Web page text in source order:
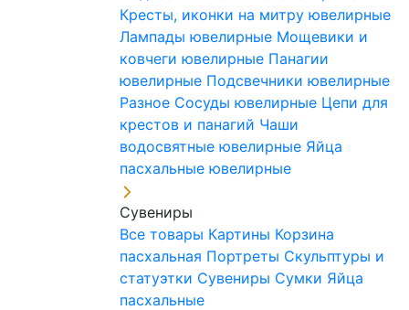
Кресты, иконки на митру ювелирные
Лампады ювелирные Мощевики и
ковчеги ювелирные Панагии
ювелирные Подсвечники ювелирные
Разное Сосуды ювелирные Цепи для
крестов и панагий Чаши
водосвятные ювелирные Яйца
пасхальные ювелирные
Сувениры
Все товары Картины Корзина
пасхальная Портреты Скульптуры и
статуэтки Сувениры Сумки Яйца
пасхальные